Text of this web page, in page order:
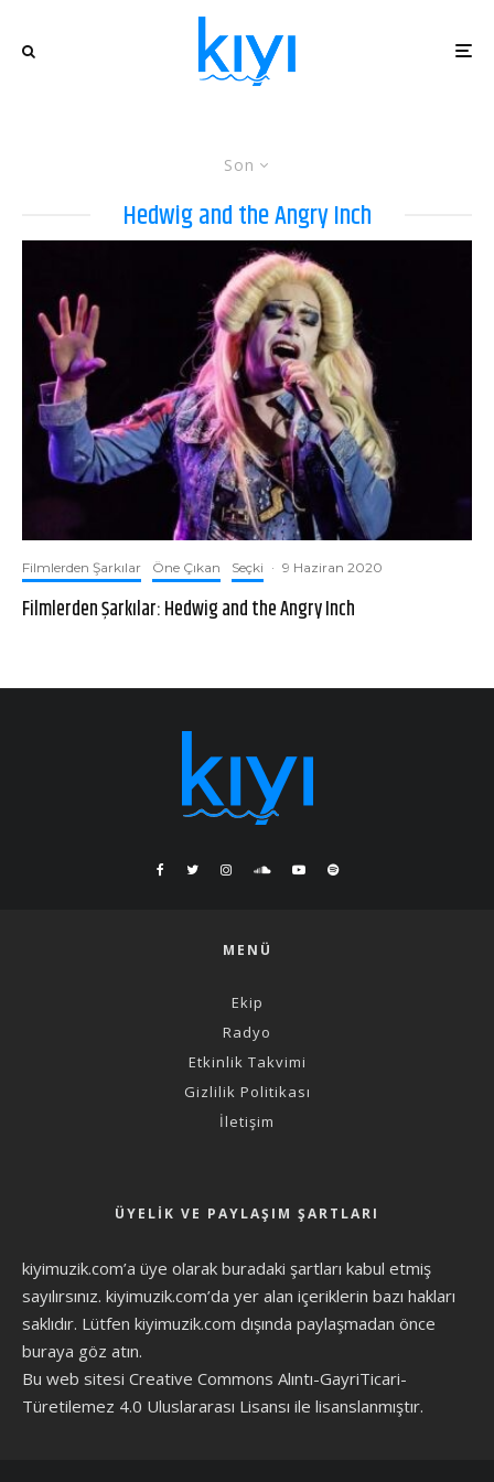
Son
Hedwig and the Angry Inch
Filmlerden Şarkılar Öne Çıkan Seçki · 9 Haziran 2020
Filmlerden Şarkılar: Hedwig and the Angry Inch
MENÜ
Ekip
Radyo
Etkinlik Takvimi
Gizlilik Politikası
İletişim
ÜYELIK VE PAYLAŞIM ŞARTLARI
kiyimuzik.com’a üye olarak buradaki şartları kabul etmiş
sayılırsınız. kiyimuzik.com’da yer alan içeriklerin bazı hakları
saklıdır. Lütfen kiyimuzik.com dışında paylaşmadan önce
buraya göz atın.
Bu web sitesi Creative Commons Alıntı-GayriTicari-
Türetilemez 4.0 Uluslararası Lisansı ile lisanslanmıştır.